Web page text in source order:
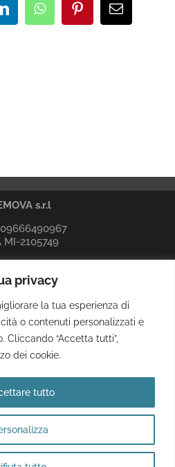
privacy
la tua esperienza di
o contenuti personalizzati e
Cliccando “Accetta tutti”,
dei cookie.
tutto
LinkedInWhatsAppPinterestEmail
s.r.l
09666490967
MI-2105749
e operativa
20081 Abbiategrasso (MI)
info@remova.it
nostra newsletter
privacy